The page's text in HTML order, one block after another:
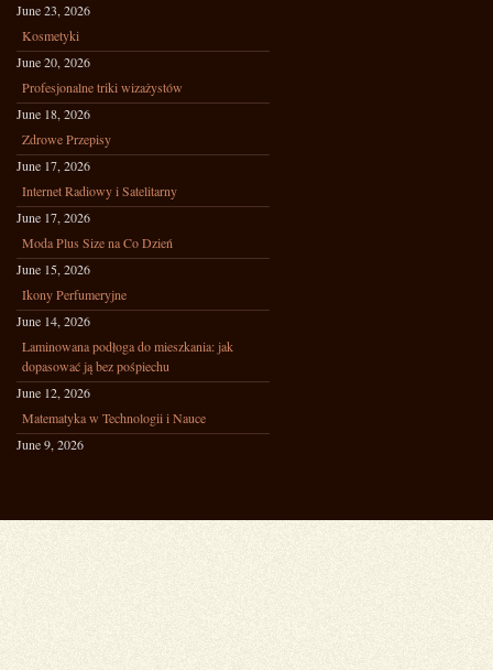
June 23, 2026
Kosmetyki
June 20, 2026
Profesjonalne triki wizażystów
June 18, 2026
Zdrowe Przepisy
June 17, 2026
Internet Radiowy i Satelitarny
June 17, 2026
Moda Plus Size na Co Dzień
June 15, 2026
Ikony Perfumeryjne
June 14, 2026
Laminowana podłoga do mieszkania: jak
dopasować ją bez pośpiechu
June 12, 2026
Matematyka w Technologii i Nauce
June 9, 2026